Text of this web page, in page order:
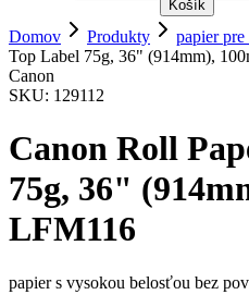
Košík
Domov Produkty papier
Top Label 75g, 36" (914mm),
Canon
SKU: 129112
Canon Roll
75g, 36"
LFM116
papier s vysokou belosťou bez